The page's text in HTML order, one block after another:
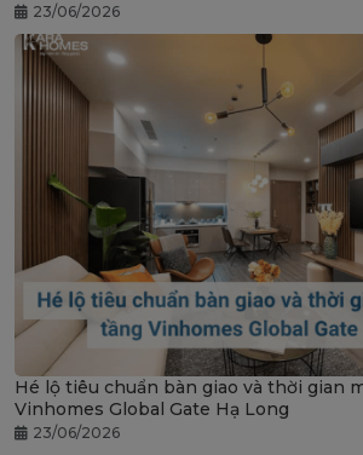
23/06/2026
Hé lộ tiêu chuẩn bàn giao và thời gian
Vinhomes Global Gate Hạ Long
23/06/2026